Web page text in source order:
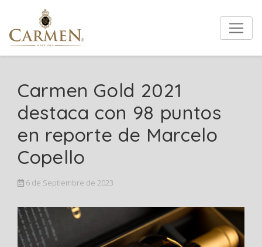
Carmen Gold 2021
destaca con 98 puntos
en reporte de Marcelo
Copello
6 de Septiembre de 2023